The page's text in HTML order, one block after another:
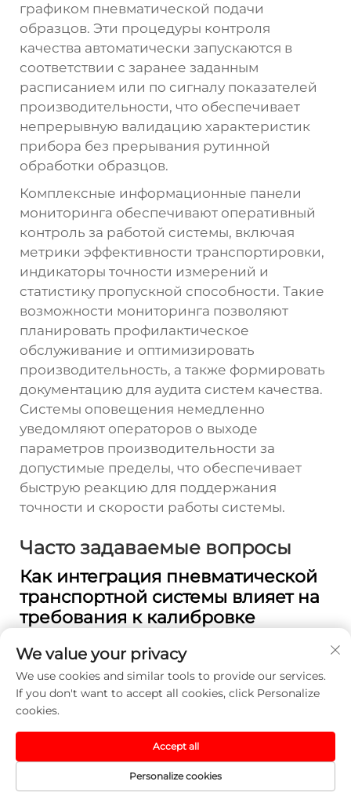
графиком пневматической подачи
образцов. Эти процедуры контроля
качества автоматически запускаются в
соответствии с заранее заданным
расписанием или по сигналу показателей
производительности, что обеспечивает
непрерывную валидацию характеристик
прибора без прерывания рутинной
обработки образцов.
Комплексные информационные панели
мониторинга обеспечивают оперативный
контроль за работой системы, включая
метрики эффективности транспортировки,
индикаторы точности измерений и
статистику пропускной способности. Такие
возможности мониторинга позволяют
планировать профилактическое
обслуживание и оптимизировать
производительность, а также формировать
документацию для аудита систем качества.
Системы оповещения немедленно
уведомляют операторов о выходе
параметров производительности за
допустимые пределы, что обеспечивает
быструю реакцию для поддержания
точности и скорости работы системы.
Часто задаваемые вопросы
Как интеграция пневматической
транспортной системы влияет на
требования к калибровке
Интеграция с пневматической
транспортной системой, как правило,
требует более частой проверки
калибровки из-за увеличения пропускной
способности по образцам и непрерывной
работы. Однако многие интегрированные
системы включают автоматизированные
протоколы проверки калибровки, которые
We value your privacy
We use cookies and similar tools to provide our services.
If you don't want to accept all cookies, click Personalize
cookies.
Personalize cookies
Accept all